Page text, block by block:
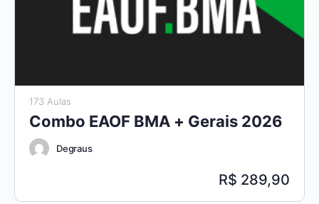
173 Aulas
Combo EAOF BMA + Gerais 2026
Degraus
289,90